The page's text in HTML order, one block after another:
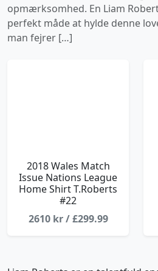
opmærksomhed. En Liam
perfekt måde at hylde denne
man fejrer […]
2018 Wales Match
Issue Nations League
Home Shirt T.Roberts
#22
2610 kr / £299.99